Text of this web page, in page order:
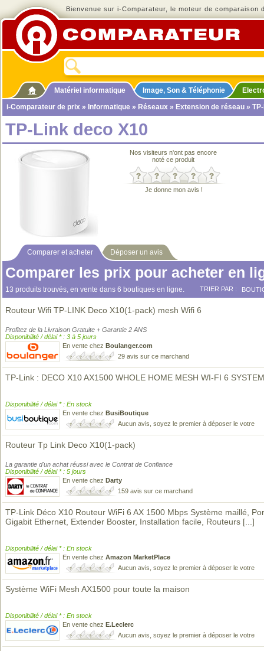
Bienvenue sur i-Comparateur, le moteur de comparaison
Matériel informatique Image, Son & Téléphonie
i-Comparateur de prix » Informatique » Réseaux » Extension de réseau »
TP-Link deco X10
Nos visiteurs n'ont pas encore
noté ce produit
Je donne mon avis !
Comparer et acheter Déposer un avis
Comparer les prix pour acheter en
13 produits trouvés, en vente dans 6 boutiques en ligne. TRIER PAR :
Routeur Wifi TP-LINK Deco X10(1-pack) mesh Wifi 6
Profitez de la Livraison Gratuite + Garantie 2 ANS
Disponibilité / délai * : 3 à 5 jours
En vente chez Boulanger.com
29 avis sur ce marchand
TP-Link : DECO X10 AX1500 WHOLE HOME MESH WI-FI 6 SYSTEM
Disponibilité / délai * : En stock
En vente chez BusiBoutique
Aucun avis, soyez le premier à déposer le votre
Routeur Tp Link Deco X10(1-pack)
La garantie d'un achat réussi avec le Contrat de Confiance
Disponibilité / délai * : 5 jours
En vente chez Darty
159 avis sur ce marchand
TP-Link Déco X10 Routeur WiFi 6 AX 1500 Mbps Système maillé,
Gigabit Ethernet, Extender Booster, Installation facile, Routeurs [...]
Disponibilité / délai * : En stock
En vente chez Amazon MarketPlace
Aucun avis, soyez le premier à déposer le votre
Système WiFi Mesh AX1500 pour toute la maison
Disponibilité / délai * : En stock
En vente chez E.Leclerc
Aucun avis, soyez le premier à déposer le votre